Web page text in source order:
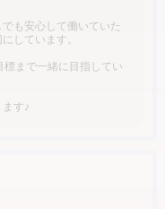
も安心して働いていた
しています。
まで一緒に目指してい
す♪